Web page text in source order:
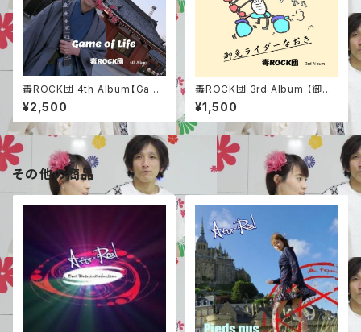
毒ROCK団 4th Album【Gam
e of Life】&毒ROCK団ステッ
カー&ジャケット生写真２枚
¥2,500
毒ROCK団 3rd Album 【御免
ライダーなおき】
¥1,500
その他の商品